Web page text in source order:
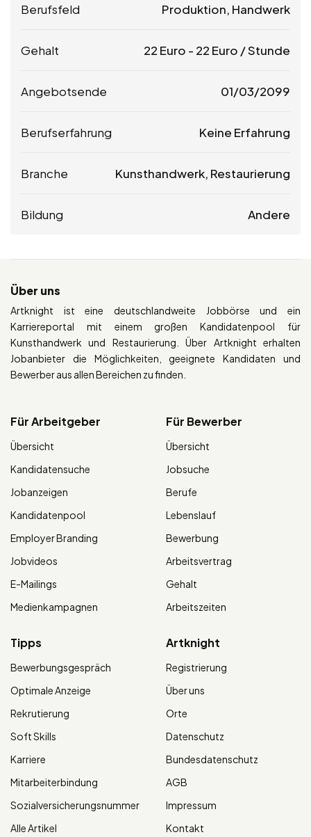
Berufsfeld Produktion, Handwerk
Gehalt 22 Euro - 22 Euro / Stunde
Angebotsende 01/03/2099
Berufserfahrung Keine Erfahrung
Branche Kunsthandwerk, Restaurierung
Bildung Andere
Über uns
Artknight ist eine deutschlandweite Jobbörse und ein
Karriereportal mit einem großen Kandidatenpool für
Kunsthandwerk und Restaurierung. Über Artknight erhalten
Jobanbieter die Möglichkeiten, geeignete Kandidaten und
Bewerber aus allen Bereichen zu finden.
Für Arbeitgeber
Übersicht
Kandidatensuche
Jobanzeigen
Kandidatenpool
Employer Branding
Jobvideos
E-Mailings
Medienkampagnen
Für Bewerber
Übersicht
Jobsuche
Berufe
Lebenslauf
Bewerbung
Arbeitsvertrag
Gehalt
Arbeitszeiten
Tipps
Bewerbungsgespräch
Optimale Anzeige
Rekrutierung
Soft Skills
Karriere
Mitarbeiterbindung
Sozialversicherungsnummer
Alle Artikel
Artknight
Registrierung
Über uns
Orte
Datenschutz
Bundesdatenschutz
AGB
Impressum
Kontakt